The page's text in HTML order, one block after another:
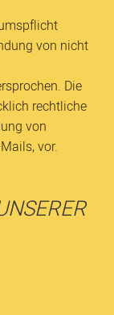
von nicht
Die
rechtliche
von
vor.